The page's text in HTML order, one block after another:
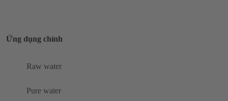
Ứng dụng chính
Raw water
Pure water